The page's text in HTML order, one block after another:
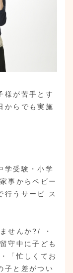
様が苦手とす
からでも実施
学受験・小学
事からベビー
行うサービ ス
せんか?/ ・
守中に子ども
「忙しくてお
子と差がつい